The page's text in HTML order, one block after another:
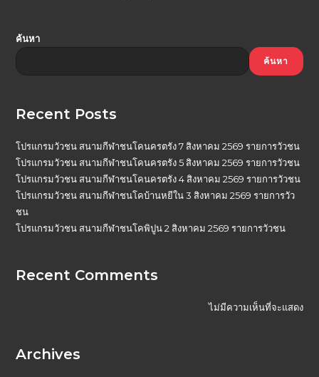
ค้นหา
ค้นหา
Recent Posts
โปรแกรมวัวชน สนามกีฬาชนโคนครตรัง 7 สิงหาคม 2569 รายการวัวชน
โปรแกรมวัวชน สนามกีฬาชนโคนครตรัง 5 สิงหาคม 2569 รายการวัวชน
โปรแกรมวัวชน สนามกีฬาชนโคนครตรัง 4 สิงหาคม 2569 รายการวัวชน
โปรแกรมวัวชน สนามกีฬาชนโคบ้านหยีใน 3 สิงหาคม 2569 รายการวัว
ชน
โปรแกรมวัวชน สนามกีฬาชนโคพิปูน 2 สิงหาคม 2569 รายการวัวชน
Recent Comments
ไม่มีความเห็นที่จะแสดง
Archives